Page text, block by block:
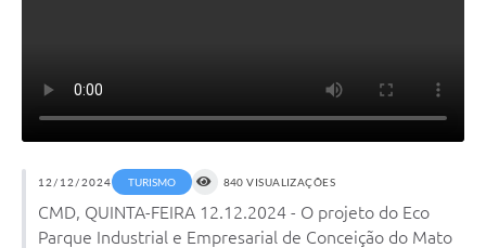
Regularização Fundiária
Contato
12/12/2024 TURISMO 840 VISUALIZAÇÕES
CMD, QUINTA-FEIRA 12.12.2024 - O projeto do Eco
Parque Industrial e Empresarial de Conceição do Mato